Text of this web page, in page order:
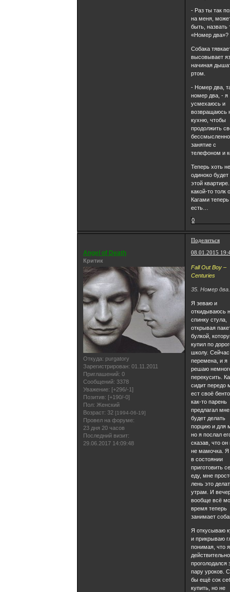
- Раз ты так
на меня,
быть, назвать
«Номер два»?
Собака
высовывает
начиная
ртом.
- Номер два,
номер два, - я
усмехаюсь и
возвращаюсь
кухню, чтобы
продолжить
занятие с
телефоном и
Теперь хоть
одиноко будет
этой
какой-то толк
Кагами теперь
есть…
0
Поделиться
08.01.2015
Angel of Death
Критик
Откуда: purgatory
Зарегистрирован: 01.11.2011
Приглашений: 0
Сообщений: 3378
Уважение: [+296/-1]
Позитив: [+190/-0]
Пол: Женский
Возраст: 32 [1994-06-19]
Провел на форуме:
23 дня 20 часов
Последний визит:
29.06.2017 14:09:48
Fall Out Boy –
Centuries
35. Номер два.
Я зеваю и
откидываюсь
спинку стула,
открывая
булкой,
купил по
школу. Сейчас
перемена, и я
решаю
перекусить.
сидит передо
ест своё
как-то парень
предлагал
будет делать
порцию и для
но я послал
сказав, что
не мамочка.
в состоянии
приготовить
еду, мне
лень это
утрам. И
вообще всё
время теперь
занимает
Я откусываю
и прикрываю
понимая, что я
действительно
проголодался
пару уроков.
бы ещё сок
купить, но не